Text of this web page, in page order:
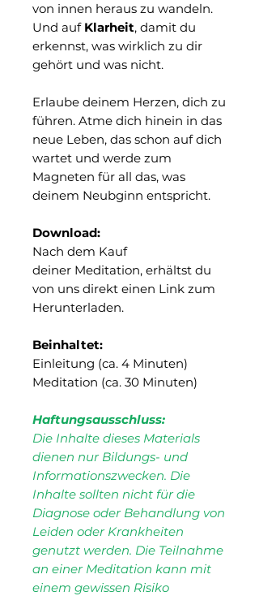
von innen heraus zu wandeln.
Und auf Klarheit, damit du
erkennst, was wirklich zu dir
gehört und was nicht.
Erlaube deinem Herzen, dich zu
führen. Atme dich hinein in das
neue Leben, das schon auf dich
wartet und werde zum
Magneten für all das, was
deinem Neubginn entspricht.
Download:
Nach dem Kauf
deiner Meditation, erhältst du
von uns direkt einen Link zum
Herunterladen.
Beinhaltet:
Einleitung (ca. 4 Minuten)
Meditation (ca. 30 Minuten)
Haftungsausschluss:
Die Inhalte dieses Materials
dienen nur Bildungs- und
Informationszwecken. Die
Inhalte sollten nicht für die
Diagnose oder Behandlung von
Leiden oder Krankheiten
genutzt werden. Die Teilnahme
an einer Meditation kann mit
einem gewissen Risiko